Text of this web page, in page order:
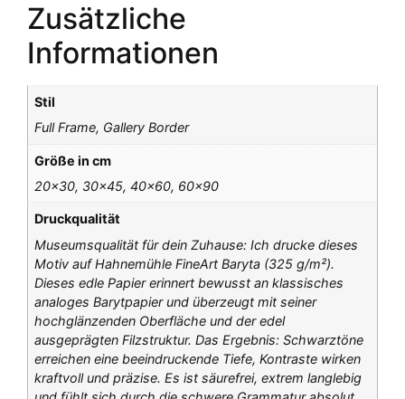
Zusätzliche
Informationen
Stil
Full Frame, Gallery Border
Größe in cm
20×30, 30×45, 40×60, 60×90
Druckqualität
Museumsqualität für dein Zuhause: Ich drucke dieses
Motiv auf Hahnemühle FineArt Baryta (325 g/m²).
Dieses edle Papier erinnert bewusst an klassisches
analoges Barytpapier und überzeugt mit seiner
hochglänzenden Oberfläche und der edel
ausgeprägten Filzstruktur. Das Ergebnis: Schwarztöne
erreichen eine beeindruckende Tiefe, Kontraste wirken
kraftvoll und präzise. Es ist säurefrei, extrem langlebig